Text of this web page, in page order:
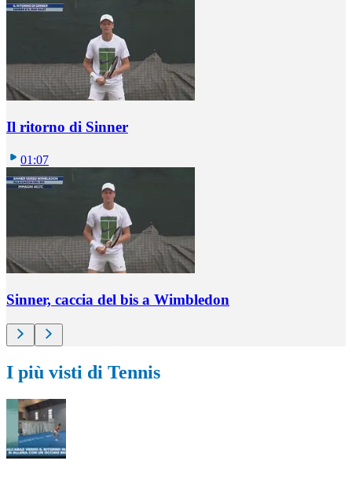
Il ritorno di Sinner
01:07
Sinner, caccia del bis a Wimbledon
I più visti di Tennis